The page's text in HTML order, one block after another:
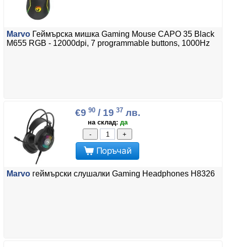
Marvo Геймърска мишка Gaming Mouse CAPO 35 Black
M655 RGB - 12000dpi, 7 programmable buttons, 1000Hz
€9 90/ 19 37 лв.
на склад: да
-
+
Поръчай
Marvo геймърски слушалки Gaming Headphones H8326